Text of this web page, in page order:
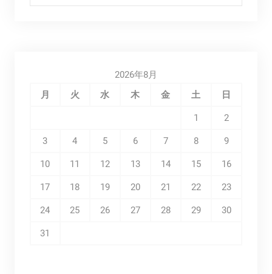
2026年8月
月
火 水 木 金 土 日
1 2
3 4 5 6 7 8 9
10 11 12 13 14 15 16
17 18 19 20 21 22 23
24 25 26 27 28 29 30
31